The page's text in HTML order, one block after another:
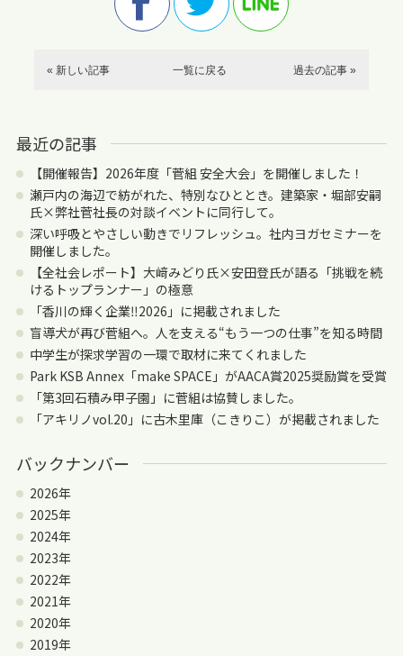
« 新しい記事 一覧に戻る 過去の記事 »
最近の記事
【開催報告】2026年度「菅組 安全大会」を開催しました！
瀬戸内の海辺で紡がれた、特別なひととき。建築家・堀部安嗣
氏×弊社菅社長の対談イベントに同行して。
深い呼吸とやさしい動きでリフレッシュ。社内ヨガセミナーを
開催しました。
【全社会レポート】大﨑みどり氏×安田登氏が語る「挑戦を続
けるトップランナー」の極意
「香川の輝く企業‼2026」に掲載されました
盲導犬が再び菅組へ。人を支える“もう一つの仕事”を知る時間
中学生が探求学習の一環で取材に来てくれました
Park KSB Annex「make SPACE」がAACA賞2025奨励賞を受賞
「第3回石積み甲子園」に菅組は協賛しました。
「アキリノvol.20」に古木里庫（こきりこ）が掲載されました
バックナンバー
2026年
2025年
2024年
2023年
2022年
2021年
2020年
2019年